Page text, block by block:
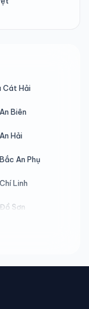
Cát Hải
Biên
Hải
An Phụ
Linh
Sơn
Kinh